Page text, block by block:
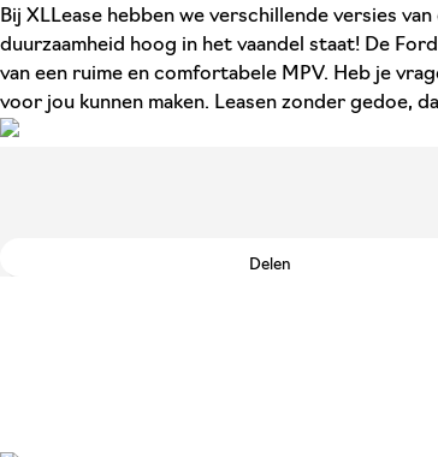
Bij XLLease hebben we verschillende versies
duurzaamheid hoog in het vaandel staat! De
van een ruime en comfortabele MPV. Heb je
voor jou kunnen maken. Leasen zonder gedoe,
Delen